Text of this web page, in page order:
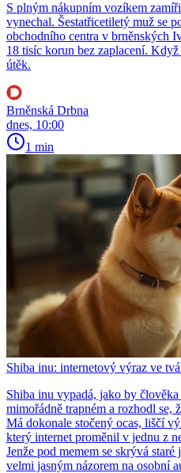
S plným nákupním vozíkem
vynechal. Šestatřicetiletý muž se
obchodního centra v brněnských
18 tisíc korun bez zaplacení. Když
útěk.
Brněnská Drbna
dnes, 10:00
1 min
Shiba inu: internetový výraz ve
Shiba inu vypadá, jako by
mimořádně trapném a rozhodl se,
Má dokonale stočený ocas, liščí
který internet proměnil v jednu z
Jenže pod memem se skrývá
velmi jasným názorem na osobní